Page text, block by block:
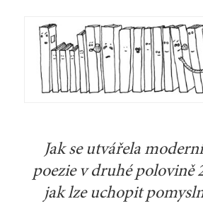
Jak se utvářela
poezie v druhé polovině
jak lze uchopit